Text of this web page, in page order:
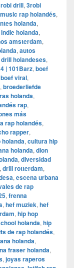
drill, 3robi
rap holandés,
holanda,
holanda,
amsterdam,
, autos
holandeses,
| 101Barz, boef
boef viral,
, broederliefde
holanda,
rap,
más
rap holandés,
rapper,
, cultura hip
holanda, dion
, diversidad
, drill rotterdam,
, escena urbana
de rap
, frenna
, hef muziek, hef
, hip hop
holanda, hip
de rap holandés,
holanda,
fraser holanda,
, joyas raperos